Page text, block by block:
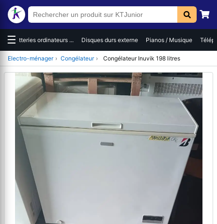
☰Batteries ordinateurs ... Disques durs externe Pianos / Musique
Electro-ménager › Congélateur › Congélateur Inuvik 198 litres